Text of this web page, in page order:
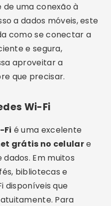
uma conexão à
a dados móveis, este
como se conectar a
e segura,
aproveitar a
que precisar.
Wi-Fi
Fi é uma excelente
grátis no celulare
Em muitos
bibliotecas e
disponíveis que
Para